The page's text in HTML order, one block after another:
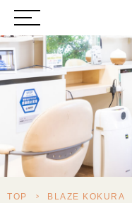
TOP > BLAZE KOKURA